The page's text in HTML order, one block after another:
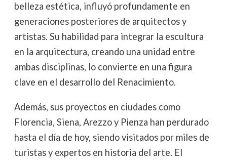
belleza estética, influyó profundamente en
generaciones posteriores de arquitectos y
artistas. Su habilidad para integrar la escultura
en la arquitectura, creando una unidad entre
ambas disciplinas, lo convierte en una figura
clave en el desarrollo del Renacimiento.
Además, sus proyectos en ciudades como
Florencia, Siena, Arezzo y Pienza han perdurado
hasta el día de hoy, siendo visitados por miles de
turistas y expertos en historia del arte. El